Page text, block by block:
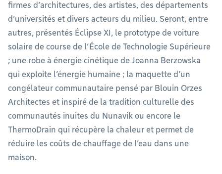
firmes d’architectures, des artistes, des départements
d’universités et divers acteurs du milieu. Seront, entre
autres, présentés Éclipse XI, le prototype de voiture
solaire de course de l’École de Technologie Supérieure
; une robe à énergie cinétique de Joanna Berzowska
qui exploite l’énergie humaine ; la maquette d’un
congélateur communautaire pensé par Blouin Orzes
Architectes et inspiré de la tradition culturelle des
communautés inuites du Nunavik ou encore le
ThermoDrain qui récupère la chaleur et permet de
réduire les coûts de chauffage de l’eau dans une
maison.